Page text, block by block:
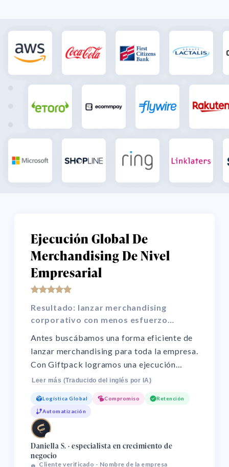
Ejecución Global De
Merchandising De Nivel
Empresarial
Resultado: lanzar merchandising
corporativo con menos esfuerzo
Antes buscábamos una forma eficiente de
lanzar merchandising para toda la empresa.
Con Giftpack logramos una ejecución
global más ordenada, con logística sólida,
soporte muy receptivo. El resultado fue
menos esfuerzo operativo, ahorro de
tiempo y una implementación mucho más
fluida.
Leer más (Traducido del inglés por IA)
Logística Global Compromiso Retención
Automatización
🌏
Daniella S. · especialista en crecimiento de
negocio
Cliente verificado - Nombre de la empresa